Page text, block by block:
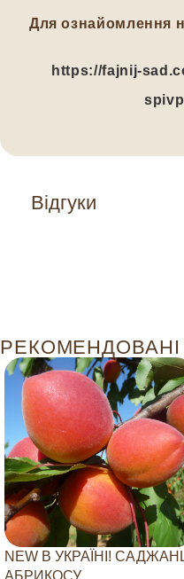
Відгуки
Для ознайомлення
https://fajnij-
NEW В УКРАЇНІ!
АБРИКОСУ